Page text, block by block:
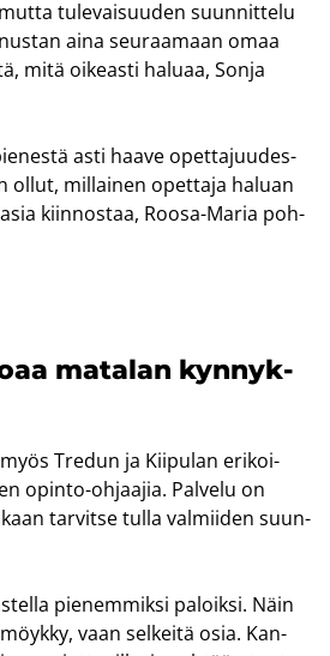
tu­le­vai­suu­den suun­nit­te­lu
aina seu­raa­maan omaa
mitä oi­keas­ti ha­lu­aa, Sonja
asti haave opet­ta­juu­des­
ollut, mil­lai­nen opet­ta­ja ha­luan
kiin­nos­taa, Roosa-​Maria poh­
ma­ta­lan kyn­nyk­
Tre­dun ja Kii­pu­lan eri­koi­
opinto-​ohjaajia. Pal­ve­lu on
tar­vit­se tulla val­mii­den suun­
pie­nem­mik­si pa­loik­si. Näin
vaan sel­kei­tä osia. Kan­